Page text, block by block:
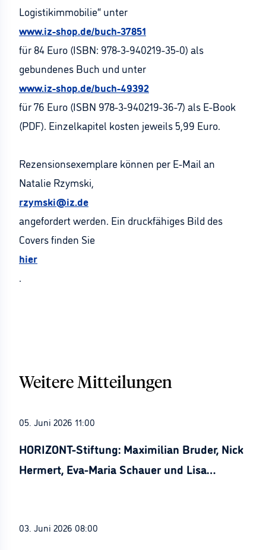
Logistikimmobilie“ unter
www.iz-shop.de/buch-37851
für 84 Euro (ISBN: 978-3-940219-35-0) als
gebundenes Buch und unter
www.iz-shop.de/buch-49392
für 76 Euro (ISBN 978-3-940219-36-7) als E-Book
(PDF). Einzelkapitel kosten jeweils 5,99 Euro.
Rezensionsexemplare können per E-Mail an
Natalie Rzymski,
rzymski@iz.de
angefordert werden. Ein druckfähiges Bild des
Covers finden Sie
hier
.
Weitere Mitteilungen
05. Juni 2026 11:00
HORIZONT-Stiftung: Maximilian Bruder, Nick
Hermert, Eva-Maria Schauer und Lisa
03. Juni 2026 08:00